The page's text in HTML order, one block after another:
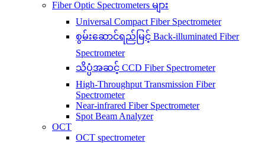
Fiber Optic Spectrometers များ
Universal Compact Fiber Spectrometer
စွမ်းဆောင်ရည်မြင့် Back-illuminated Fiber
Spectrometer
သိပ္ပံအဆင့် CCD Fiber Spectrometer
High-Throughput Transmission Fiber
Spectrometer
Near-infrared Fiber Spectrometer
Spot Beam Analyzer
OCT
OCT spectrometer